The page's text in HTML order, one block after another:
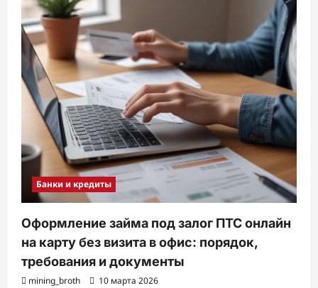
Банки и кредиты
Оформление займа под залог ПТС онлайн
на карту без визита в офис: порядок,
требования и документы
mining_broth 10 марта 2026